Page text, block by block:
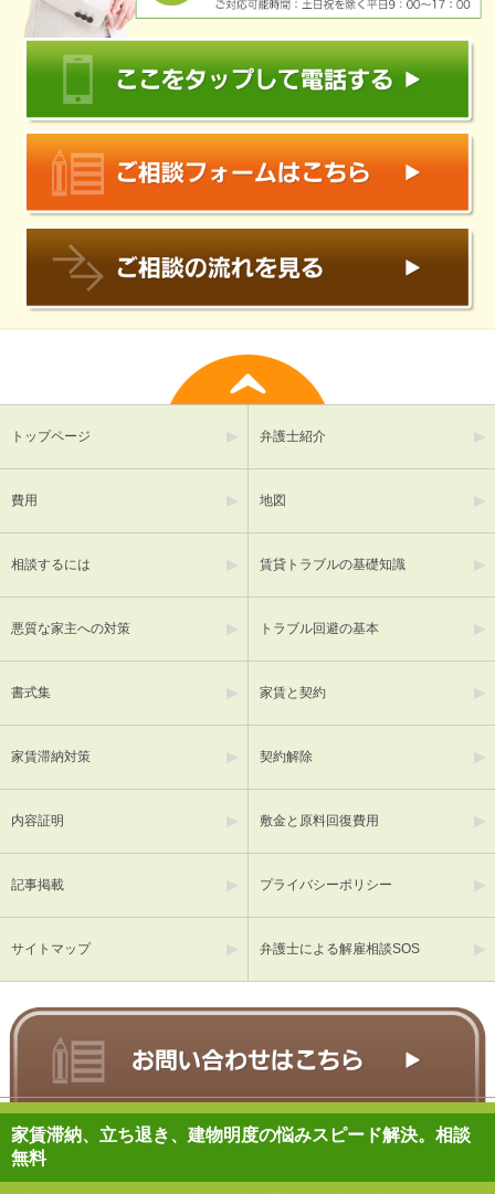
トップページ 弁護士紹介
費用 地図
相談するには 賃貸トラブルの基礎知識
悪質な家主への対策 トラブル回避の基本
書式集 家賃と契約
家賃滞納対策 契約解除
内容証明 敷金と原料回復費用
記事掲載 プライバシーポリシー
サイトマップ 弁護士による解雇相談SOS
家賃滞納、立ち退き、建物明度の悩みスピード解決。相談
無料